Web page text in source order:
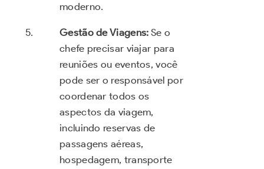
moderno.
Gestão de Viagens: Se o
chefe precisar viajar para
reuniões ou eventos, você
pode ser o responsável por
coordenar todos os
aspectos da viagem,
incluindo reservas de
passagens aéreas,
hospedagem, transporte